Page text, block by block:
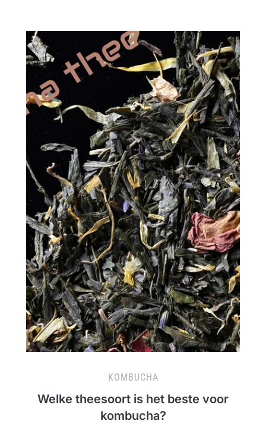
KOMBUCHA
Welke theesoort is het beste voor
kombucha?